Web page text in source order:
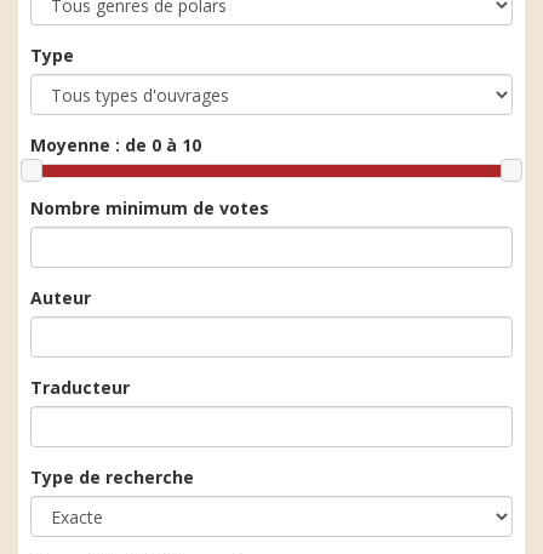
Type
Moyenne : de 0 à 10
Nombre minimum de votes
Auteur
Traducteur
Type de recherche